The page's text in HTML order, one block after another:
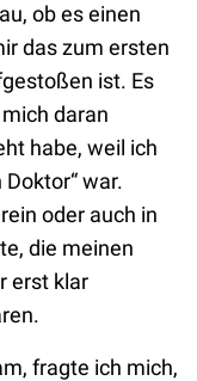
ob es einen
das zum ersten
ist. Es
daran
habe, weil ich
war.
oder auch in
die meinen
erst klar
fragte ich mich,